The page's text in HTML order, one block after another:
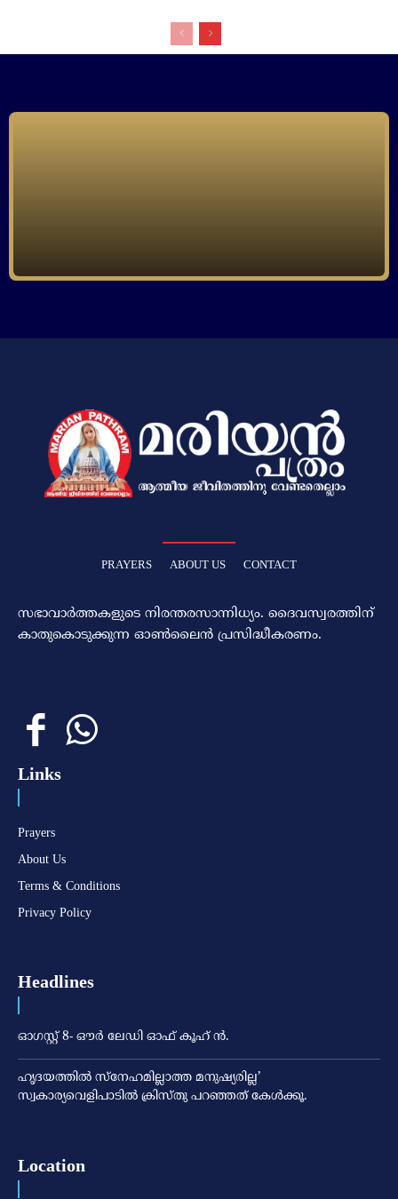
PRAYERS ABOUT US CONTACT
സഭാവാര്‍ത്തകളുടെ നിരന്തരസാന്നിധ്യം. ദൈവസ്വരത്തിന്‌
കാതുകൊടുക്കുന്ന ഓണ്‍ലൈന്‍ പ്രസിദ്ധീകരണം.
Links
Prayers
About Us
Terms & Conditions
Privacy Policy
Headlines
ഓഗസ്റ്റ് 8- ഔര്‍ ലേഡി ഓഫ് കൂഹ് ന്‍.
ഹൃദയത്തില്‍ സ്‌നേഹമില്ലാത്ത മനുഷ്യരില്ല’
സ്വകാര്യവെളിപാടില്‍ ക്രിസ്തു പറഞ്ഞത് കേള്‍ക്കൂ.
Location